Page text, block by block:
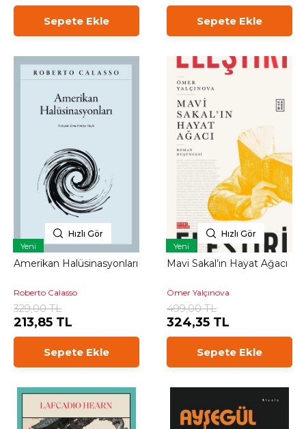
Sepete Ekle Sepete Ekle
Hızlı Gör
Yeni
Amerikan Halüsinasyonları
Roberto Calasso
329,00 TL
213,85 TL
Sepete Ekle
Hızlı Gör
Yeni
Mavi Sakal’ın Hayat Ağacı
Ömer Yalçınova
499,00 TL
324,35 TL
Sepete Ekle